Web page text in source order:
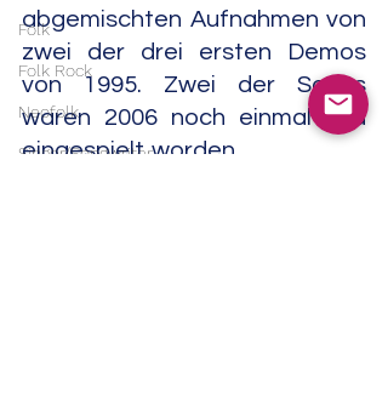
Folk
Folk Rock
Neofolk
Singer/Songwriter
abgemischten Aufnahmen von
zwei der drei ersten Demos
von 1995. Zwei der Songs
waren 2006 noch einmal neu
eingespielt worden.